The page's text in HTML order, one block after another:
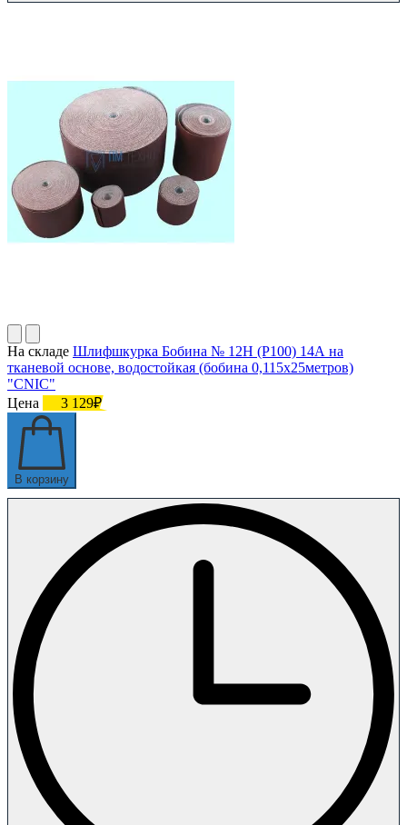
На складе Шлифшкурка Бобина № 12Н (P100) 14А на
тканевой основе, водостойкая (бобина 0,115х25метров)
"CNIC"
Цена
3 129₽
В корзину